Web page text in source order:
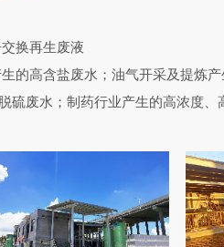
换再生废液
的高含盐废水；油气开采及提炼
废水；制药行业产生的高浓度、